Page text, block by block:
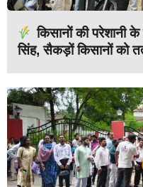
किसानों की परेशानी
सिंह, सैकड़ों किसानों को